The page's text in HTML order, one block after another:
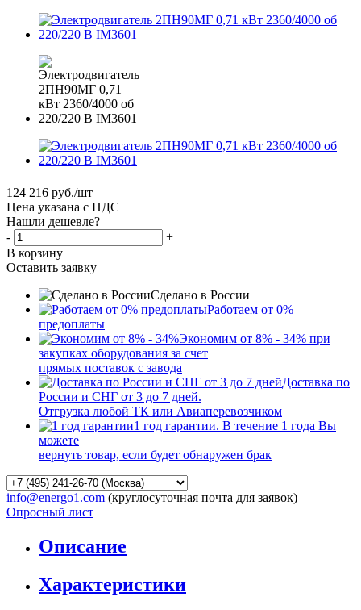
124 216 руб./шт
Цена указана с НДС
Нашли дешевле?
-
+
В корзину
Оставить заявку
Сделано в России
Работаем от 0%
предоплаты
Экономим от 8% - 34% при
закупках оборудования за счет
прямых поставок с завода
Доставка по
России и СНГ от 3 до 7 дней.
Отгрузка любой ТК или Авиаперевозчиком
1 год гарантии. В течение 1 года Вы
можете
вернуть товар, если будет обнаружен брак
info@energo1.com (круглосуточная почта для заявок)
Опросный лист
Описание
Характеристики